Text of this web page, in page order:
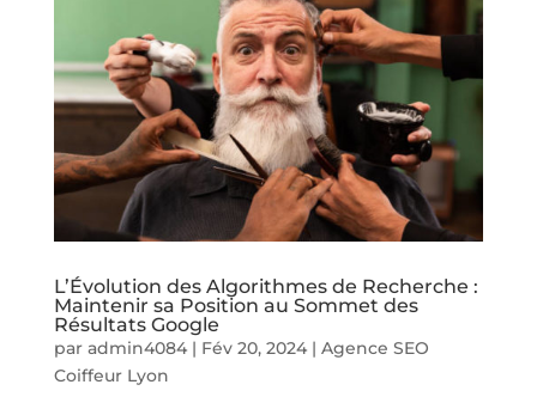
L’Évolution des Algorithmes de Recherche :
Maintenir sa Position au Sommet des
Résultats Google
par admin4084| Fév 20, 2024| Agence SEO
Coiffeur Lyon